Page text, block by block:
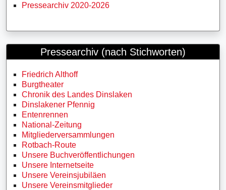
Pressearchiv 2020-2026
Pressearchiv (nach Stichworten)
Friedrich Althoff
Burgtheater
Chronik des Landes Dinslaken
Dinslakener Pfennig
Entenrennen
National-Zeitung
Mitgliederversammlungen
Rotbach-Route
Unsere Buchveröffentlichungen
Unsere Internetseite
Unsere Vereinsjubiläen
Unsere Vereinsmitglieder